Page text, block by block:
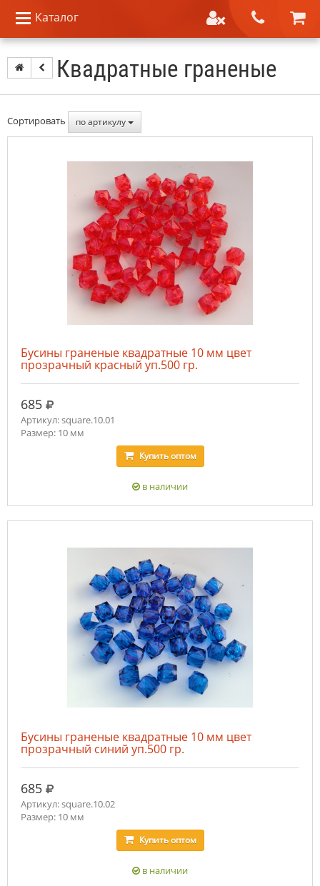
Каталог
Квадратные граненые
Сортировать по артикулу
Бусины граненые квадратные 10 мм цвет
прозрачный красный уп.500 гр.
685 руб.
Артикул: square.10.01
Размер: 10 мм
Купитьоптом
в наличии
Бусины граненые квадратные 10 мм цвет
прозрачный синий уп.500 гр.
685 руб.
Артикул: square.10.02
Размер: 10 мм
Купитьоптом
в наличии